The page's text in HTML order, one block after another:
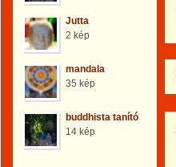
Jutta
2 kép
mandala
35 kép
buddhista tanító
14 kép